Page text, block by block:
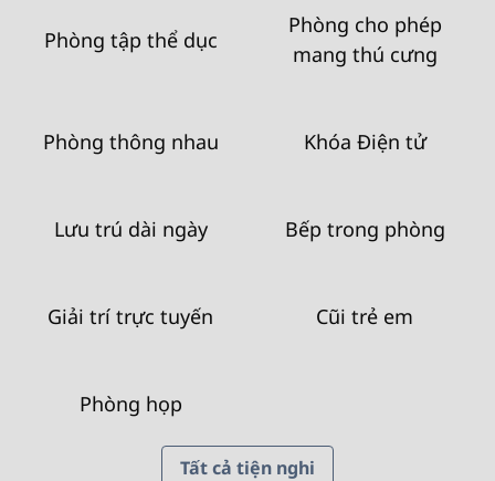
Phòng tập thể dục
Phòng cho phép
mang thú cưng
Phòng thông nhau Khóa Điện tử
Lưu trú dài ngày Bếp trong phòng
Giải trí trực tuyến Cũi trẻ em
Phòng họp
Tất cả tiện nghi